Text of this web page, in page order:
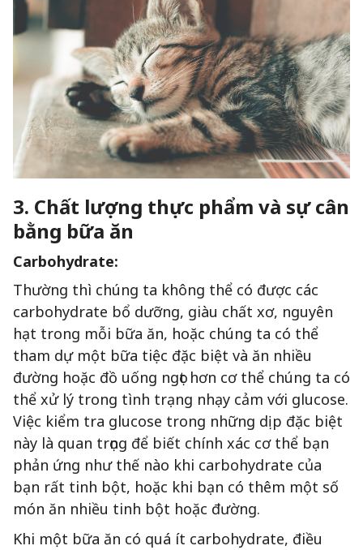
3. Chất lượng thực phẩm và sự cân
bằng bữa ăn
Carbohydrate:
Thường thì chúng ta không thể có được các
carbohydrate bổ dưỡng, giàu chất xơ, nguyên
hạt trong mỗi bữa ăn, hoặc chúng ta có thể
tham dự một bữa tiệc đặc biệt và ăn nhiều
đường hoặc đồ uống ngọt hơn cơ thể chúng ta có
thể xử lý trong tình trạng nhạy cảm với glucose.
Việc kiểm tra glucose trong những dịp đặc biệt
này là quan trọng để biết chính xác cơ thể bạn
phản ứng như thế nào khi carbohydrate của
bạn rất tinh bột, hoặc khi bạn có thêm một số
món ăn nhiều tinh bột hoặc đường.
Khi một bữa ăn có quá ít carbohydrate, điều